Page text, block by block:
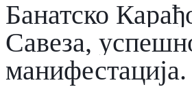
Банатско
Савеза,
манифестација.